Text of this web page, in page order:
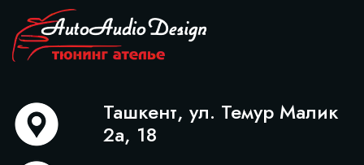
Ташкент, ул. Темур Малик
2а, 18